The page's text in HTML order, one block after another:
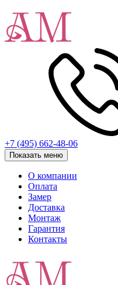
+7 (495) 662-48-06
Показать меню
О компании
Оплата
Замер
Доставка
Монтаж
Гарантия
Контакты